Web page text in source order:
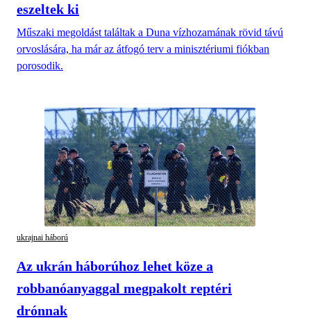
eszeltek ki
Műszaki megoldást találtak a Duna vízhozamának rövid távú
orvoslására, ha már az átfogó terv a minisztériumi fiókban
porosodik.
ukrajnai háború
Az ukrán háborúhoz lehet köze a
robbanóanyaggal megpakolt reptéri
drónnak